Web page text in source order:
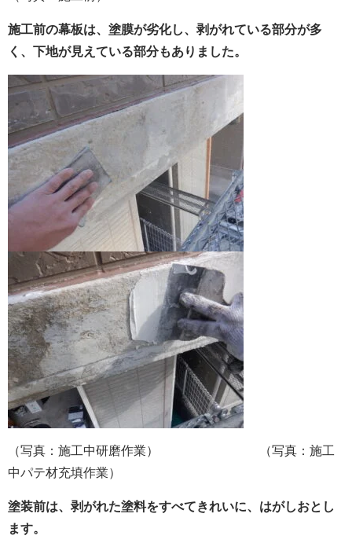
施工前の幕板は、塗膜が劣化し、剥がれている部分が多
く、下地が見えている部分もありました。
（写真：施工中研磨作業） （写真：施工
中パテ材充填作業）
塗装前は、剥がれた塗料をすべてきれいに、はがしおとし
ます。